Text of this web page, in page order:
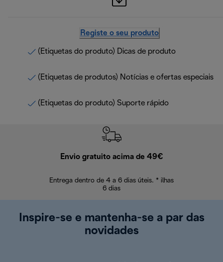
Registe o seu produto
(Etiquetas do produto) Dicas de produto
(Etiquetas de produtos) Notícias e ofertas especiais
(Etiquetas do produto) Suporte rápido
Envio gratuito acima de 49€
Entrega dentro de 4 a 6 dias úteis. * ilhas
6 dias
Inspire-se e mantenha-se a par das
novidades